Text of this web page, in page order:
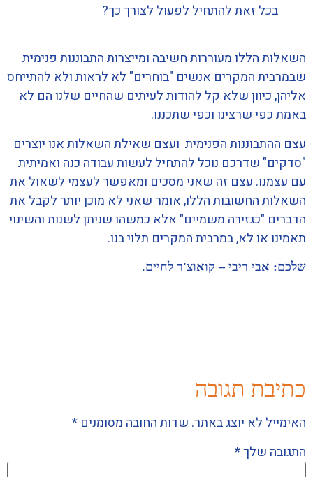
בכל זאת להתחיל לפעול לצורך כך?
השאלות הללו מעוררות חשיבה ומייצרות התבוננות פנימית
שבמרבית המקרים אנשים "בוחרים" לא לראות ולא להתייחס
אליהן, כיוון שלא קל להודות לעיתים שהחיים שלנו הם לא
באמת כפי שרצינו וכפי שתכננו.
עצם ההתבוננות הפנימית ועצם שאילת השאלות אנו יוצרים
"סדקים" שדרכם נוכל להתחיל לעשות עבודה כנה ואמיתית
עם עצמנו. עצם זה שאני מסכים ומאפשר לעצמי לשאול את
השאלות החשובות הללו, אומר שאני לא מוכן יותר לקבל את
הדברים "כגזירה משמיים" אלא כמשהו שניתן לשנות והשינוי
תאמינו או לא, במרבית המקרים תלוי בנו.
שלכם:אבי ריבי –קואוצ'ר לחיים.
כתיבת תגובה
האימייל לא יוצג באתר.שדות החובה מסומנים*
התגובה שלך*